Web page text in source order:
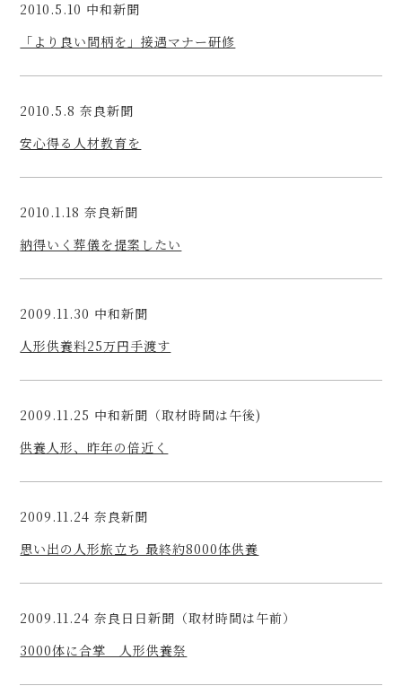
2010.5.10 中和新聞
「より良い間柄を」接遇マナー研修
2010.5.8 奈良新聞
安心得る人材教育を
2010.1.18 奈良新聞
納得いく葬儀を提案したい
2009.11.30 中和新聞
人形供養料25万円手渡す
2009.11.25 中和新聞（取材時間は午後)
供養人形、昨年の倍近く
2009.11.24 奈良新聞
思い出の人形旅立ち 最終約8000体供養
2009.11.24 奈良日日新聞（取材時間は午前）
3000体に合掌 人形供養祭